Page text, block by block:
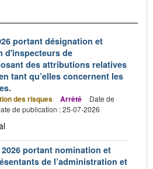
portant désignation et
d'inspecteurs de
des attributions relatives
tant qu’elles concernent les
des risques Arrêté
Date de
de publication : 25-07-2026
portant nomination et
de l’administration et